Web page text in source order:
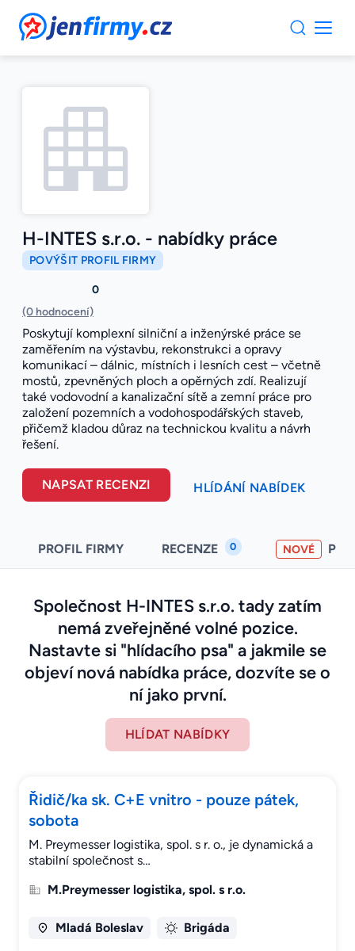
JenFirmy.cz
H-INTES s.r.o. - nabídky práce
POVÝŠIT PROFIL FIRMY
0
(0 hodnocení)
Poskytují komplexní silniční a inženýrské práce se
zaměřením na výstavbu, rekonstrukci a opravy
komunikací – dálnic, místních i lesních cest – včetně
mostů, zpevněných ploch a opěrných zdí. Realizují
také vodovodní a kanalizační sítě a zemní práce pro
založení pozemních a vodohospodářských staveb,
přičemž kladou důraz na technickou kvalitu a návrh
řešení.
NAPSAT RECENZI HLÍDÁNÍ NABÍDEK
PROFIL FIRMY RECENZE 0 NOVÉ
Společnost H-INTES s.r.o. tady zatím
nemá zveřejněné volné pozice.
Nastavte si "hlídacího psa" a jakmile se
objeví nová nabídka práce, dozvíte se o
ní jako první.
HLÍDAT NABÍDKY
Řidič/ka sk. C+E vnitro - pouze pátek,
sobota
M. Preymesser logistika, spol. s r. o., je dynamická a
stabilní společnost s…
M.Preymesser logistika, spol. s r.o.
Mladá Boleslav Brigáda